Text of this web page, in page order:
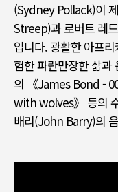
(Sydney Pollack)이
Streep)과 로버트 레
입니다. 광활한 아프
험한 파란만장한 삶과
의 《James Bond -
with wolves》 등의
배리(John Barry)의